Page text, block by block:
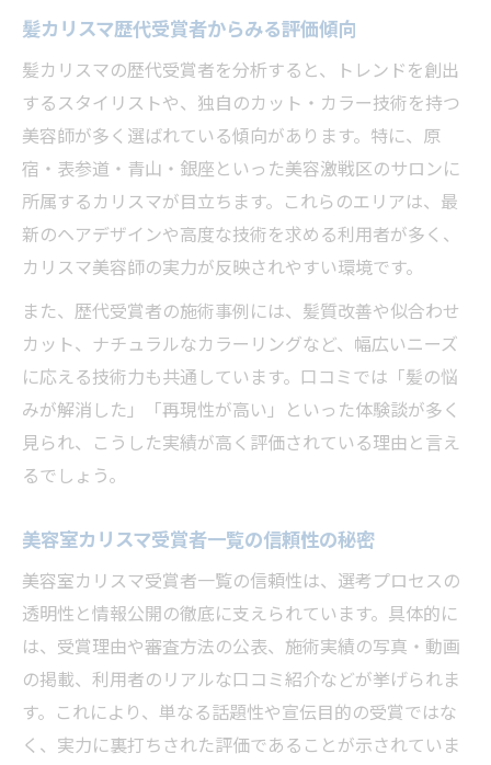
髪カリスマ歴代受賞者からみる評価傾向
髪カリスマの歴代受賞者を分析すると、トレンドを創出
するスタイリストや、独自のカット・カラー技術を持つ
美容師が多く選ばれている傾向があります。特に、原
宿・表参道・青山・銀座といった美容激戦区のサロンに
所属するカリスマが目立ちます。これらのエリアは、最
新のヘアデザインや高度な技術を求める利用者が多く、
カリスマ美容師の実力が反映されやすい環境です。
また、歴代受賞者の施術事例には、髪質改善や似合わせ
カット、ナチュラルなカラーリングなど、幅広いニーズ
に応える技術力も共通しています。口コミでは「髪の悩
みが解消した」「再現性が高い」といった体験談が多く
見られ、こうした実績が高く評価されている理由と言え
るでしょう。
美容室カリスマ受賞者一覧の信頼性の秘密
美容室カリスマ受賞者一覧の信頼性は、選考プロセスの
透明性と情報公開の徹底に支えられています。具体的に
は、受賞理由や審査方法の公表、施術実績の写真・動画
の掲載、利用者のリアルな口コミ紹介などが挙げられま
す。これにより、単なる話題性や宣伝目的の受賞ではな
く、実力に裏打ちされた評価であることが示されていま